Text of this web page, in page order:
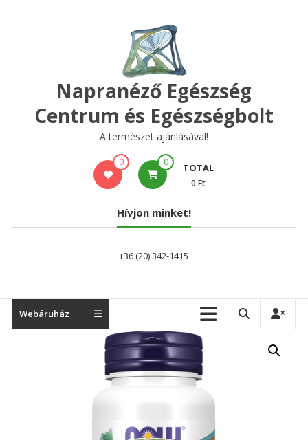
Napranéző Egészség
Centrum és Egészségbolt
A természet ajánlásával!
0 0 TOTAL
0 Ft
Hívjon minket!
+36 (20) 342-1415
Webáruház